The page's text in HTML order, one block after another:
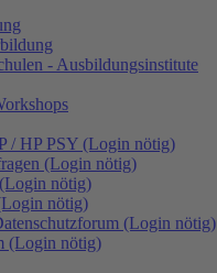
- Ausbildungsinstitute
/ HP PSY (Login nötig)
(Login nötig)
nötig)
nötig)
(Login nötig)
(Login nötig)